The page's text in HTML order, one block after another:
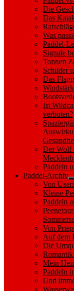
Die
Das
Was
Paddel-
Signale
Tonnen
Schilder
Das
Ist
verboten?
Der Wolf
Paddeln
Paddel-Archiv
Von
Kleine
Paddeln
Von
Auf dem
Die
Mein
Paddeln
Und